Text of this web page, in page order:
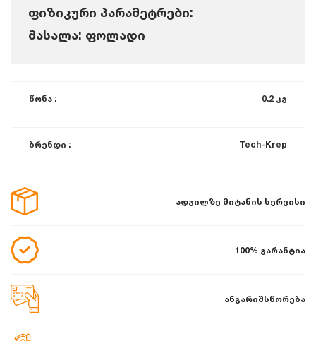
ფიზიკური პარამეტრები:
მასალა: ფოლადი
წონა : 0.2 კგ
ბრენდი : Tech-Krep
ადგილზე მიტანის სერვისი
100% გარანტია
ანგარიშსწორება